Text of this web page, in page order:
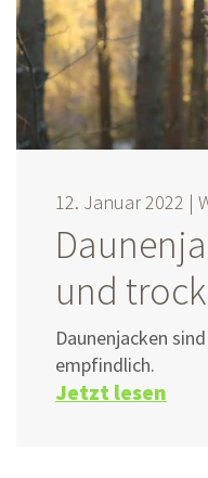
12. Januar 2022 |
und
Daunenjacken
empfindlich.
Jetzt lesen